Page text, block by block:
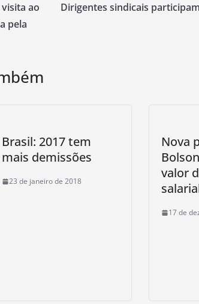
ao
pela
Dirigentes sindicais
Brasil: 2017 tem
mais demissões
23 de janeiro de 2018
Nova
valor
17 de